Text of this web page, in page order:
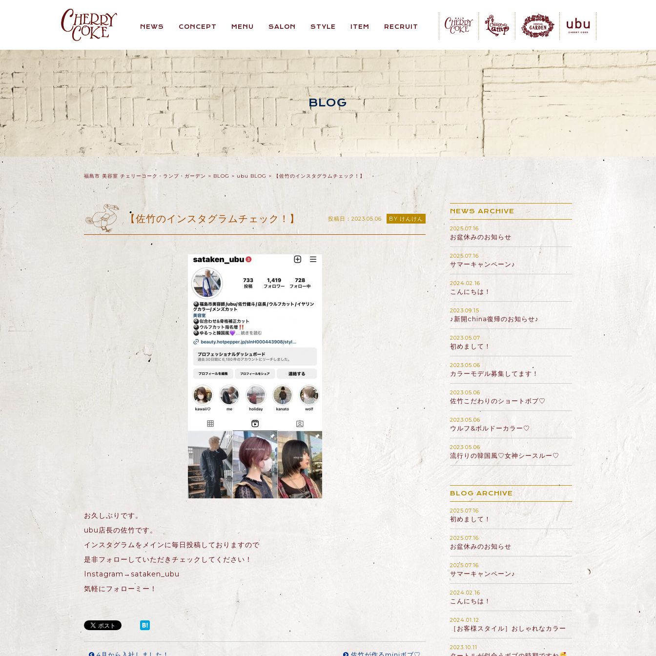
NEWS CONCEPT MENU SALON STYLE ITEM RECRUIT
BLOG
福島市 美容室 チェリーコーク・ランプ・ガーデン > BLOG > ubu BLOG > 【佐竹のインスタグラムチェック！】
【佐竹のインスタグラムチェック！】 投稿日：2023.05.06 BY けんけん
お久しぶりです。
ubu店長の佐竹です。
インスタグラムをメインに毎日投稿しておりますので
是非フォローしていただきチェックしてください！
Instagram→sataken_ubu
気軽にフォローミー！
NEWS ARCHIVE
2025.07.16
お盆休みのお知らせ
2025.07.16
サマーキャンペーン♪
2024.02.16
こんにちは！
2023.09.15
♪新開china復帰のお知らせ♪
2023.05.07
初めまして！
2023.05.06
カラーモデル募集してます！
2023.05.06
佐竹こだわりのショートボブ♡
2023.05.06
ウルフ&ボルドーカラー♡
2023.05.06
流行りの韓国風♡女神シースルー♡
BLOG ARCHIVE
2025.07.16
初めまして！
2025.07.16
お盆休みのお知らせ
2025.07.16
サマーキャンペーン♪
2024.02.16
こんにちは！
2024.01.12
［お客様スタイル］おしゃれなカラー
2023.10.11